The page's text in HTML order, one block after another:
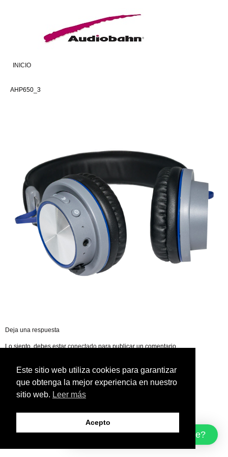
INICIO
AHP650_3
Deja una respuesta
Lo siento, debes estarconectadopara publicar un comentario.
¿Cómo podemos ayudarte?
Este sitio web utiliza cookies para garantizar
que obtenga la mejor experiencia en nuestro
sitio web. Leer más
Acepto